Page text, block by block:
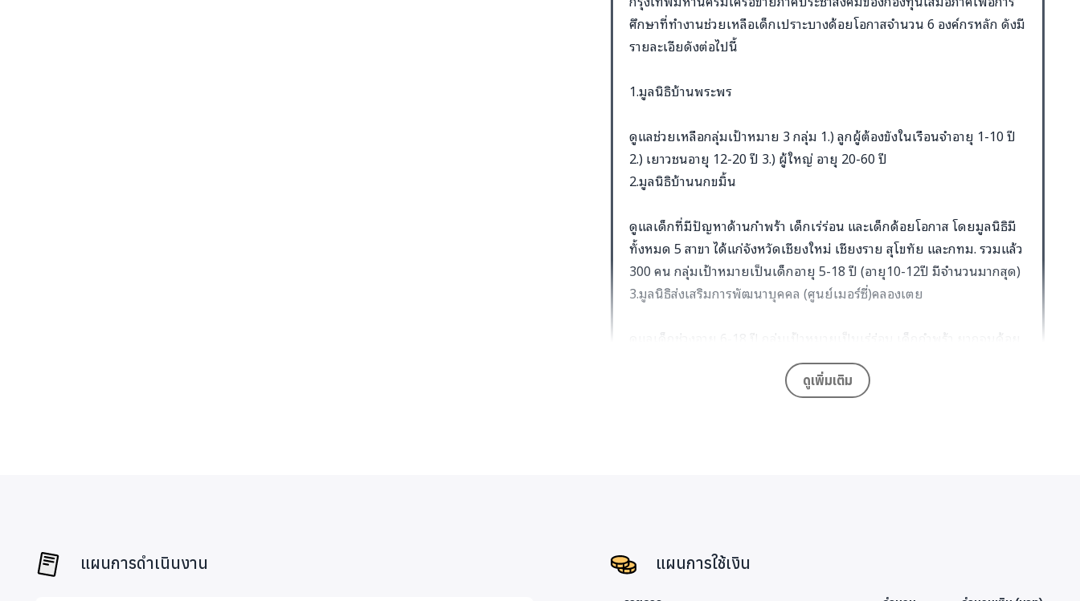
ศึกษาที่ทำงานช่วยเหลือเด็กเปราะบางด้อยโอกาสจำนวน 6 องค์กรหลัก ดังมี
รายละเอียดังต่อไปนี้
1.มูลนิธิบ้านพระพร
ดูแลช่วยเหลือกลุ่มเป้าหมาย 3 กลุ่ม 1.) ลูกผู้ต้องขังในเรือนจำอายุ 1-10 ปี
2.) เยาวชนอายุ 12-20 ปี 3.) ผู้ใหญ่ อายุ 20-60 ปี
2.มูลนิธิบ้านนกขมิ้น
ดูแลเด็กที่มีปัญหาด้านกำพร้า เด็กเร่ร่อน และเด็กด้อยโอกาส โดยมูลนิธิมี
ทั้งหมด 5 สาขา ได้แก่จังหวัดเชียงใหม่ เชียงราย สุโขทัย และกทม. รวมแล้ว
300 คน กลุ่มเป้าหมายเป็นเด็กอายุ 5-18 ปี (อายุ10-12ปี มีจำนวนมากสุด)
3.มูลนิธิส่งเสริมการพัฒนาบุคคล (ศูนย์เมอร์ซี่)คลองเตย
ดูแลเด็กช่วงอายุ 6-18 ปี กลุ่มเป้าหมายเป็นเร่ร่อน เด็กกำพร้า ยากจนด้อย
โอกาส รวมถึงเด็กเร่ร่อนใต้สะพานพุทธ
4.องค์การเฟรนด์ฯ ประเทศไทย
ดูแล 2 กลุ่มคือ 1.) กลุ่มอายุ 12-27 ปี 2.)กลุ่มตั้งแต่แรกเกิดถึง 5 ปี จากผลก
ดูเพิ่มเติม
แผนการดำเนินงาน แผนการใช้เงิน